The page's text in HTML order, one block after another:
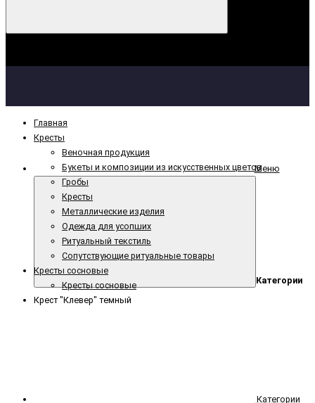
Меню
Категории
Категории
Главная
Кресты
Веночная продукция
Букеты и композиции из искусственных цветов
Гробы
Кресты
Металлические изделия
Одежда для усопших
Ритуальный текстиль
Сопутствующие ритуальные товары
Кресты сосновые
Кресты сосновые
Крест "Клевер" темный